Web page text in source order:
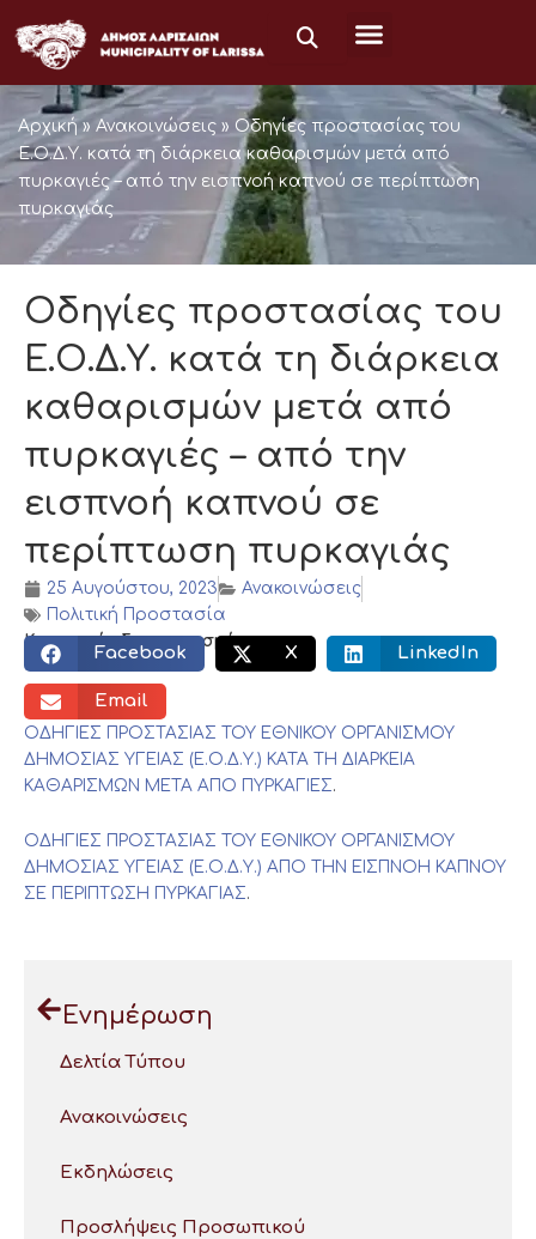
στο
περιεχόμενο
Αρχική » Ανακοινώσεις » Οδηγίες προστασίας του
Ε.Ο.Δ.Υ. κατά τη διάρκεια καθαρισμών μετά από
πυρκαγιές – από την εισπνοή καπνού σε περίπτωση
πυρκαγιάς
Οδηγίες προστασίας του
Ε.Ο.Δ.Υ. κατά τη διάρκεια
καθαρισμών μετά από
πυρκαγιές – από την
εισπνοή καπνού σε
περίπτωση πυρκαγιάς
25 Αυγούστου, 2023
Ανακοινώσεις
Πολιτική Προστασία
Κοινωνικός διαμοιρασμός:
Facebook X LinkedIn
Email
ΟΔΗΓΙΕΣ ΠΡΟΣΤΑΣΙΑΣ ΤΟΥ ΕΘΝΙΚΟΥ ΟΡΓΑΝΙΣΜΟΥ
ΔΗΜΟΣΙΑΣ ΥΓΕΙΑΣ (Ε.Ο.Δ.Υ.) ΚΑΤΑ ΤΗ ΔΙΑΡΚΕΙΑ
ΚΑΘΑΡΙΣΜΩΝ ΜΕΤΑ ΑΠΟ ΠΥΡΚΑΓΙΕΣ .
ΟΔΗΓΙΕΣ ΠΡΟΣΤΑΣΙΑΣ ΤΟΥ ΕΘΝΙΚΟΥ ΟΡΓΑΝΙΣΜΟΥ
ΔΗΜΟΣΙΑΣ ΥΓΕΙΑΣ (Ε.Ο.Δ.Υ.) ΑΠΟ ΤΗΝ ΕΙΣΠΝΟΗ ΚΑΠΝΟΥ
ΣΕ ΠΕΡΙΠΤΩΣΗ ΠΥΡΚΑΓΙΑΣ.
Ενημέρωση
Δελτία Τύπου
Ανακοινώσεις
Εκδηλώσεις
Προσλήψεις Προσωπικού